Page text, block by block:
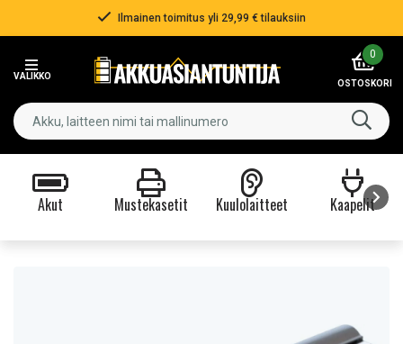
Ilmainen toimitus yli 29,99 € tilauksiin
VALIKKO
0
OSTOSKORI
Akut Mustekasetit Kuulolaitteet Kaapelit